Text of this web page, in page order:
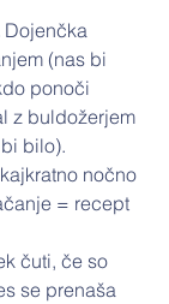
Dojenčka
(nas bi
ponoči
z buldožerjem
bilo).
nočno
= recept
čuti, če so
se prenaša